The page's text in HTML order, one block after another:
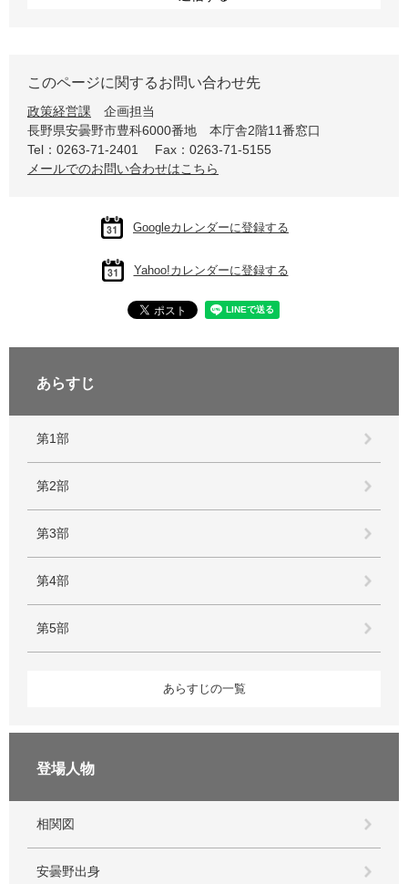
このページに関するお問い合わせ先
政策経営課
企画担当
長野県安曇野市豊科6000番地 本庁舎2階11番窓口
Tel：0263-71-2401
Fax：0263-71-5155
メールでのお問い合わせはこちら
Googleカレンダーに登録する
Yahoo!カレンダーに登録する
あらすじ
第1部
第2部
第3部
第4部
第5部
あらすじの一覧
登場人物
相関図
安曇野出身